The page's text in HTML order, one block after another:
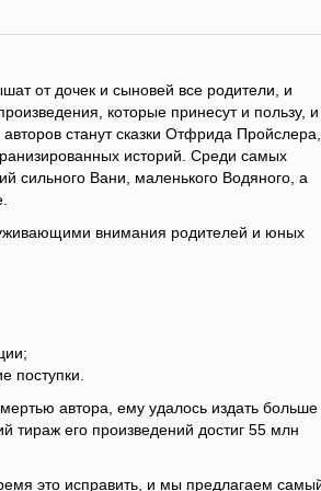
от дочек и сыновей все родители, и
которые принесут и пользу, и
станут сказки Отфрида Пройслера,
историй. Среди самых
сильного Вани, маленького Водяного, а
внимания родителей и юных
поступки.
автора, ему удалось издать больше
тираж его произведений достиг 55 млн
это исправить, и мы предлагаем